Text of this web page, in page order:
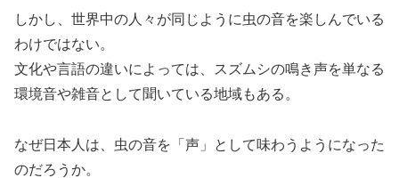
しかし、世界中の人々が同じように虫の音を楽しんでいる
わけではない。
文化や言語の違いによっては、スズムシの鳴き声を単なる
環境音や雑音として聞いている地域もある。
なぜ日本人は、虫の音を「声」として味わうようになった
のだろうか。